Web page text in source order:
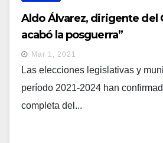
Aldo Álvarez, dirigente del
acabó la posguerra”
Mar 1, 2021
Las elecciones legislativas y
período 2021-2024 han
completa del...